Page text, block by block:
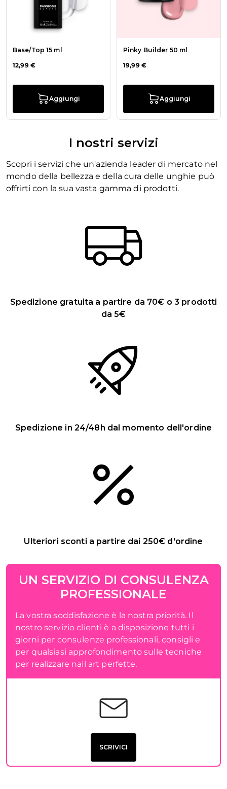
Base/Top 15 ml
12,99 €
Aggiungi
Pinky Builder 50 ml
19,99 €
Aggiungi
I nostri servizi
Scopri i servizi che un'azienda leader di mercato nel
mondo della bellezza e della cura delle unghie può
offrirti con la sua vasta gamma di prodotti.
Spedizione gratuita a partire da 70€ o 3 prodotti
da 5€
Spedizione in 24/48h dal momento dell'ordine
Ulteriori sconti a partire dai 250€ d'ordine
UN SERVIZIO DI CONSULENZA
PROFESSIONALE
La vostra soddisfazione è la nostra priorità. Il
nostro servizio clienti è a disposizione tutti i
giorni per consulenze professionali, consigli e
per qualsiasi approfondimento sulle tecniche
per realizzare nail art perfette.
SCRIVICI